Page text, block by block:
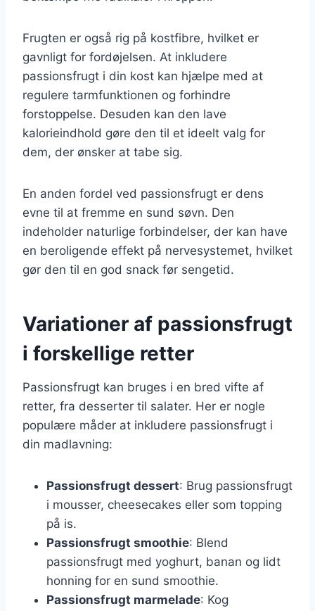
Frugten er også rig på kostfibre, hvilket er
gavnligt for fordøjelsen. At inkludere
passionsfrugt i din kost kan hjælpe med at
regulere tarmfunktionen og forhindre
forstoppelse. Desuden kan den lave
kalorieindhold gøre den til et ideelt valg for
dem, der ønsker at tabe sig.
En anden fordel ved passionsfrugt er dens
evne til at fremme en sund søvn. Den
indeholder naturlige forbindelser, der kan have
en beroligende effekt på nervesystemet, hvilket
gør den til en god snack før sengetid.
Variationer af passionsfrugt
i forskellige retter
Passionsfrugt kan bruges i en bred vifte af
retter, fra desserter til salater. Her er nogle
populære måder at inkludere passionsfrugt i
din madlavning:
Passionsfrugt dessert: Brug passionsfrugt
i mousser, cheesecakes eller som topping
på is.
Passionsfrugt smoothie: Blend
passionsfrugt med yoghurt, banan og lidt
honning for en sund smoothie.
Passionsfrugt marmelade: Kog